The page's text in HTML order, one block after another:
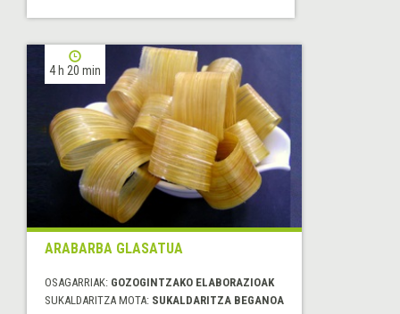
4 h 20 min
ARABARBA GLASATUA
OSAGARRIAK: GOZOGINTZAKO ELABORAZIOAK
SUKALDARITZA MOTA: SUKALDARITZA BEGANOA